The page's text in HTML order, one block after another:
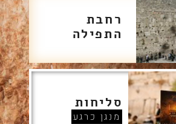
רחבת
התפילה
סליחות
מנגן כרגע